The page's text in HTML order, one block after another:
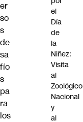
er
so
s
de
sa
fío
s
pa
ra
los
el
Día
de
la
Niñez:
Visita
al
Zoológico
Nacional
y
al